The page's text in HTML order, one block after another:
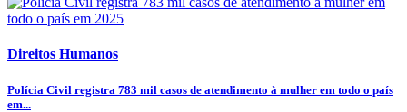
Direitos Humanos
Polícia Civil registra 783 mil casos de atendimento à mulher em todo o país
em...